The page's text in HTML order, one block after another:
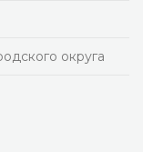
округа